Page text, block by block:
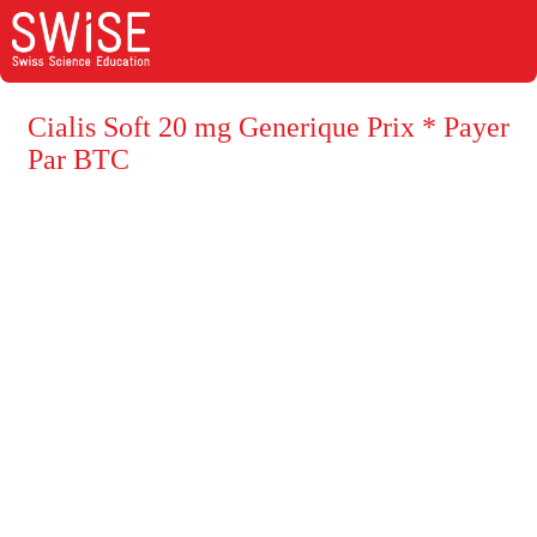
Cialis Soft 20 mg Generique Prix * Payer
Par BTC